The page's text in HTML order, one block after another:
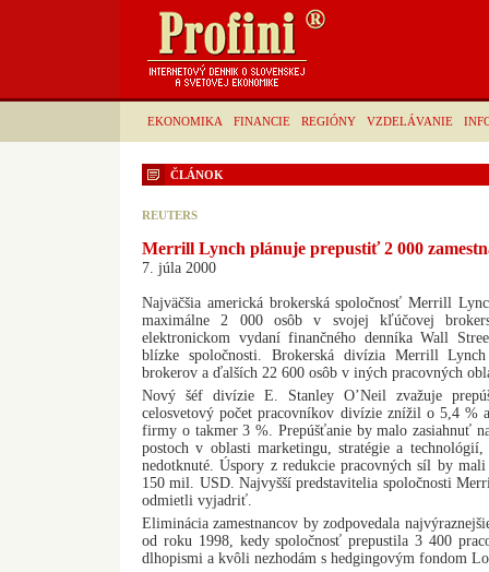
EKONOMIKA FINANCIE REGIÓNY VZDELÁVANIE
ČLÁNOK
REUTERS
Merrill Lynch plánuje prepustiť 2 000
7. júla 2000
Najväčšia americká brokerská spoločnosť Merrill
maximálne 2 000 osôb v svojej kľúčovej
elektronickom vydaní finančného denníka Wall
blízke spoločnosti. Brokerská divízia Merrill
brokerov a ďalších 22 600 osôb v iných pracovných
Nový šéf divízie E. Stanley O’Neil zvažuje
celosvetový počet pracovníkov divízie znížil o 5,4 %
firmy o takmer 3 %. Prepúšťanie by malo zasiahnuť
postoch v oblasti marketingu, stratégie a
nedotknuté. Úspory z redukcie pracovných síl by
150 mil. USD. Najvyšší predstavitelia spoločnosti
odmietli vyjadriť.
Eliminácia zamestnancov by zodpovedala
od roku 1998, kedy spoločnosť prepustila 3 400
dlhopismi a kvôli nezhodám s hedgingovým fondom